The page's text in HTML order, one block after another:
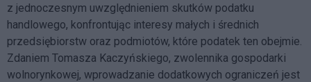
z jednoczesnym uwzględnieniem skutków podatku
handlowego, konfrontując interesy małych i średnich
przedsiębiorstw oraz podmiotów, które podatek ten obejmie.
Zdaniem Tomasza Kaczyńskiego, zwolennika gospodarki
wolnorynkowej, wprowadzanie dodatkowych ograniczeń jest